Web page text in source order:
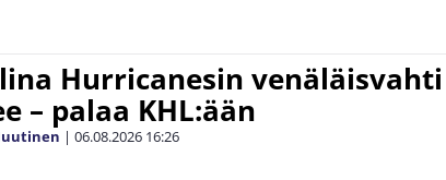
Hurricanesin venäläisvahti
– palaa KHL:ään
| 06.08.2026 16:26